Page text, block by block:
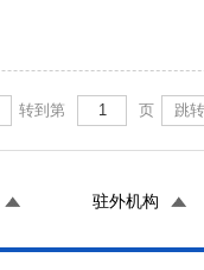
转到第 页 跳转
驻外机构